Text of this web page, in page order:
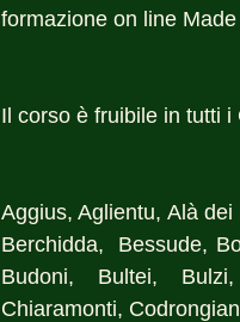
formazione on line
Il corso è fruibile in tutti
Aggius, Aglientu, Alà
Berchidda,  Bessude,
Budoni, Bultei,
Chiaramonti,